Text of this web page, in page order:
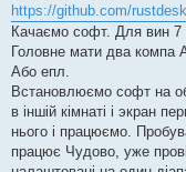
н
я
https://github.com/
Качаємо софт. Для вин 7
Головне мати два компа
Або епл.
Встановлюємо софт на
в іншій кімнаті і экран
нього і працюємо.
працює Чудово, уже